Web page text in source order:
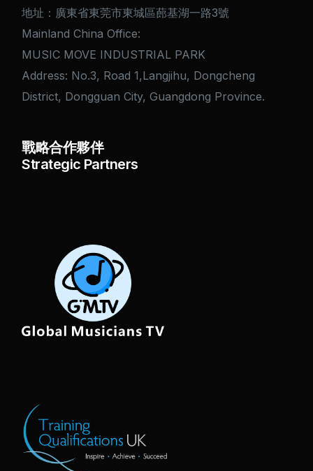
地址：廣東省東莞市東城區蓢基湖一路3號
Mainland China Office:
MUSIC MOVE INDUSTRIAL PARK
Address: No.3, Road 1,Langjihu, Dongcheng
District, Dongguan City, Guangdong Province.
戰略合作夥伴
Strategic Partners